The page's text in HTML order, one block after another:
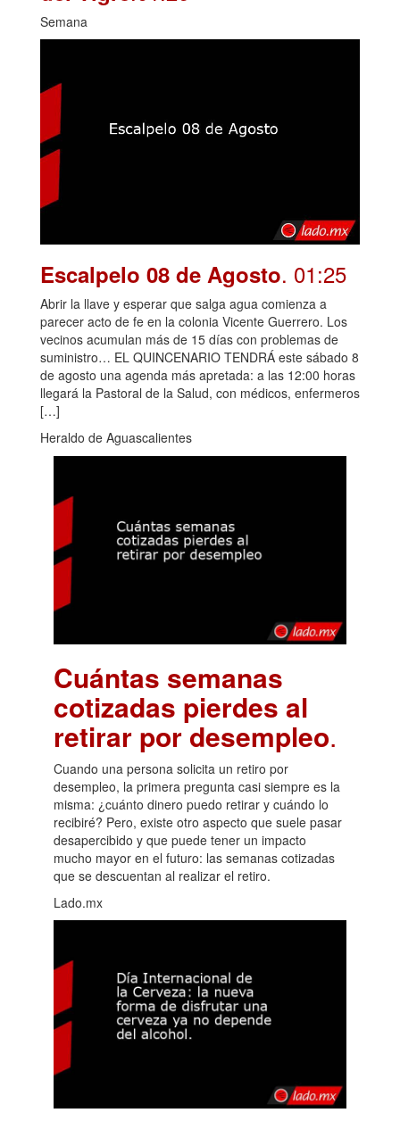
Semana
Escalpelo 08 de Agosto. 01:25
Abrir la llave y esperar que salga agua comienza a
parecer acto de fe en la colonia Vicente Guerrero. Los
vecinos acumulan más de 15 días con problemas de
suministro… EL QUINCENARIO TENDRÁ este sábado 8
de agosto una agenda más apretada: a las 12:00 horas
llegará la Pastoral de la Salud, con médicos, enfermeros
[…]
Heraldo de Aguascalientes
Cuántas semanas
cotizadas pierdes al
retirar por desempleo.
Cuando una persona solicita un retiro por
desempleo, la primera pregunta casi siempre es la
misma: ¿cuánto dinero puedo retirar y cuándo lo
recibiré? Pero, existe otro aspecto que suele pasar
desapercibido y que puede tener un impacto
mucho mayor en el futuro: las semanas cotizadas
que se descuentan al realizar el retiro.
Lado.mx